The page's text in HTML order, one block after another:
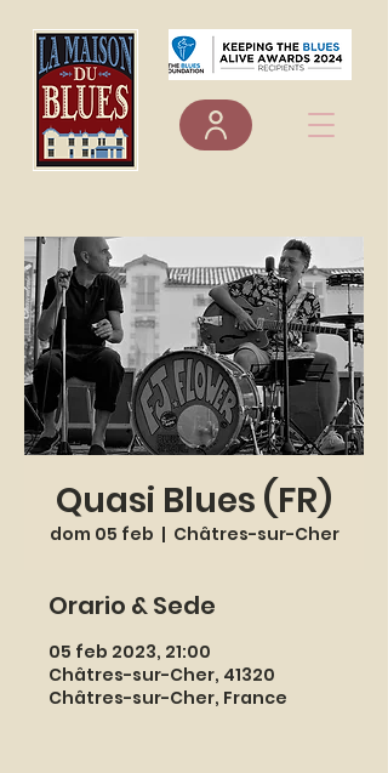
Quasi Blues (FR)
dom 05 feb
  |
Châtres-sur-Cher
Orario & Sede
05 feb 2023, 21:00
Châtres-sur-Cher, 41320
Châtres-sur-Cher, France